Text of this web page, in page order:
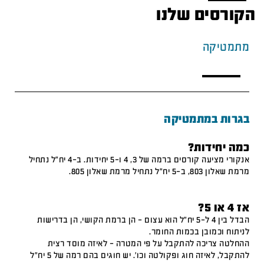
הקורסים שלנו
מתמטיקה
בגרות במתמטיקה
כמה יחידות?
אנקורי מציעה קורסים ברמה של 3, 4 ו-5 יחידות. ב-4 יח"ל נתחיל
מרמת שאלון 803, ב-5 יח"ל נתחיל מרמת שאלון 805.
אז 4 או 5?
הבדל בין 4 ל-5 יח"ל הוא עצום – הן ברמת הקושי, הן בדרישות
לניתוח וכמובן בכמות החומר.
ההחלטה צריכה להתקבל על פי המטרה – לאיזה מוסד רצית
להתקבל, לאיזה חוג ופקולטה וכו'. יש חוגים בהם רמה של 5 יח"ל